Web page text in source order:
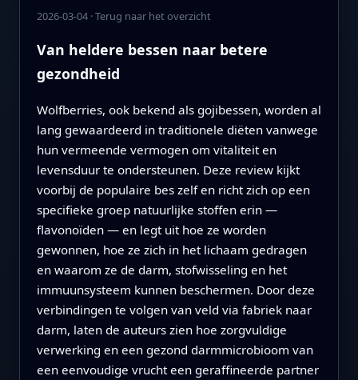
2026-03-04·Terug naar het overzicht
Van heldere bessen naar betere
gezondheid
Wolfberries, ook bekend als gojibessen, worden al
lang gewaardeerd in traditionele diëten vanwege
hun vermeende vermogen om vitaliteit en
levensduur te ondersteunen. Deze review kijkt
voorbij de populaire bes zelf en richt zich op een
specifieke groep natuurlijke stoffen erin —
flavonoïden — en legt uit hoe ze worden
gewonnen, hoe ze zich in het lichaam gedragen
en waarom ze de darm, stofwisseling en het
immuunsysteem kunnen beschermen. Door deze
verbindingen te volgen van veld via fabriek naar
darm, laten de auteurs zien hoe zorgvuldige
verwerking en een gezond darmmicrobioom van
een eenvoudige vrucht een geraffineerde partner